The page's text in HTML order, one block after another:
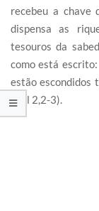
recebeu a chave
dispensa as
tesouros da
como está
estão escondidos
(Col 2,2-3).